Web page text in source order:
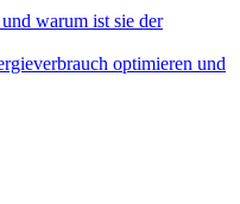
warum ist sie der
optimieren und